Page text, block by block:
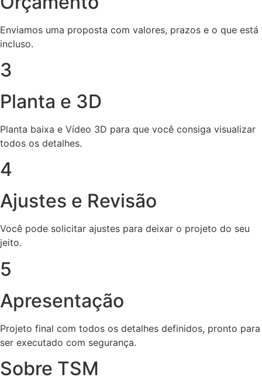
Enviamos uma proposta com valores, prazos e o que está
incluso.
3
Planta e 3D
Planta baixa e Vídeo 3D para que você consiga visualizar
todos os detalhes.
4
Ajustes e Revisão
Você pode solicitar ajustes para deixar o projeto do seu
jeito.
5
Apresentação
Projeto final com todos os detalhes definidos, pronto para
ser executado com segurança.
Sobre TSM